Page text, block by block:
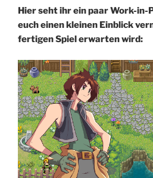
Hier seht ihr ein paar Work-
euch einen kleinen Einblick
fertigen Spiel erwarten wird: